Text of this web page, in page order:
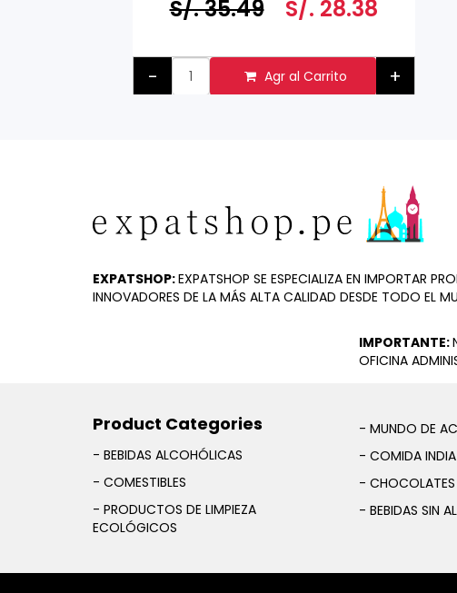
S/. 35.49 S/. 28.38
- Agr al Carrito +
EXPATSHOP:EXPATSHOP SE ESPECIALIZA EN IMPORTAR
INNOVADORES DE LA MÁS ALTA CALIDAD DESDE TODO EL
IMPORTANTE:
OFICINA
Product Categories
- BEBIDAS ALCOHÓLICAS
- COMESTIBLES
- PRODUCTOS DE LIMPIEZA
ECOLÓGICOS
- MUNDO DE
- COMIDA INDIA
-
- BEBIDAS SIN